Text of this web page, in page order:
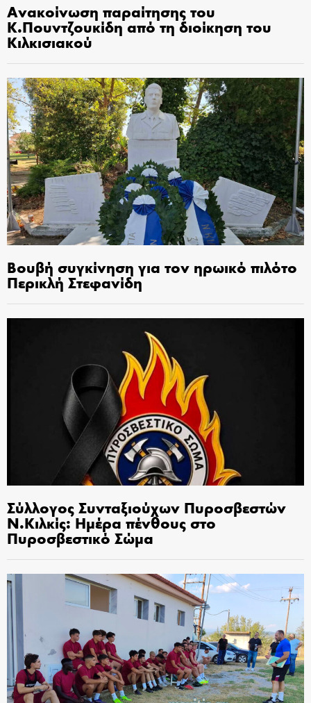
Ανακοίνωση παραίτησης του
Κ.Πουντζουκίδη από τη διοίκηση του
Κιλκισιακού
Βουβή συγκίνηση για τον ηρωικό πιλότο
Περικλή Στεφανίδη
Σύλλογος Συνταξιούχων Πυροσβεστών
Ν.Κιλκίς: Ημέρα πένθους στο
Πυροσβεστικό Σώμα